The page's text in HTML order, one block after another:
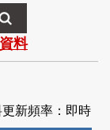
料
更新頻率：即時